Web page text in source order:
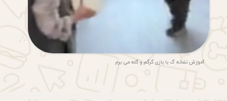
آموزش نشانه گ با بازی گرگم و گله می برم